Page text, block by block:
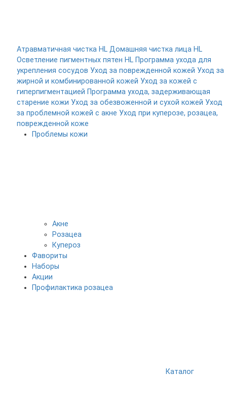
Атравматичная чистка HL Домашняя чистка лица HL
Осветление пигментных пятен HL Программа ухода для
укрепления сосудов Уход за поврежденной кожей Уход за
жирной и комбинированной кожей Уход за кожей с
гиперпигментацией Программа ухода, задерживающая
старение кожи Уход за обезвоженной и сухой кожей Уход
за проблемной кожей с акне Уход при куперозе, розацеа,
поврежденной коже
Проблемы кожи
Акне
Розацеа
Купероз
Фавориты
Наборы
Акции
Профилактика розацеа
Каталог